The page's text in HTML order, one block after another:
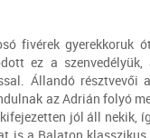
fivérek gyerekkoruk
ez a
Állandó résztvevői
az Adrián folyó
jól áll nekik,